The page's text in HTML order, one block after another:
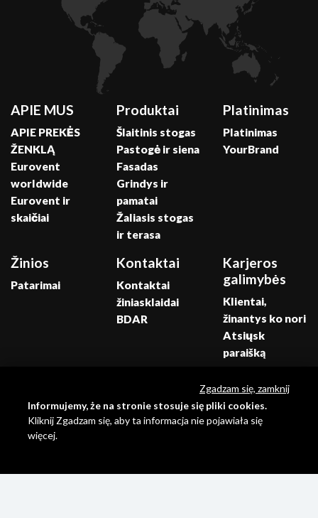
APIE MUS
APIE PREKĖS
ŽENKLĄ
Eurovent
worldwide
Eurovent ir
skaičiai
Produktai
Šlaitinis stogas
Pastogė ir siena
Fasadas
Grindys ir
pamatai
Žaliasis stogas
ir terasa
Platinimas
Platinimas
YourBrand
Žinios
Patarimai
Kontaktai
Kontaktai
žiniasklaidai
BDAR
Karjeros
galimybės
Klientai,
žinantys ko nori
Atsiųsk
paraišką
Skundai
Informujemy, że na stronie stosuje się pliki cookies.
Kliknij Zgadzam się, aby ta informacja nie pojawiała się
więcej.
Zgadzam się, zamknij